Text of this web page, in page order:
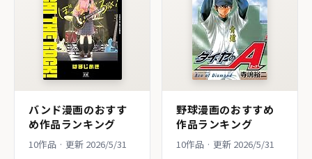
バンド漫画のおすす
め作品ランキング
10作品 · 更新 2026/5/31
野球漫画のおすすめ
作品ランキング
10作品 · 更新 2026/5/31